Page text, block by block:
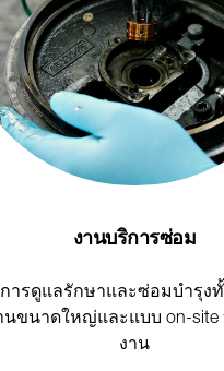
งานบริการซ่อม
ารดูแลรักษาและซ่อมบำรุง
นขนาดใหญ่และแบบ on-site
งาน